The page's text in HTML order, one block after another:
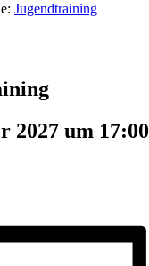
Jugendtraining
2027 um 17:00